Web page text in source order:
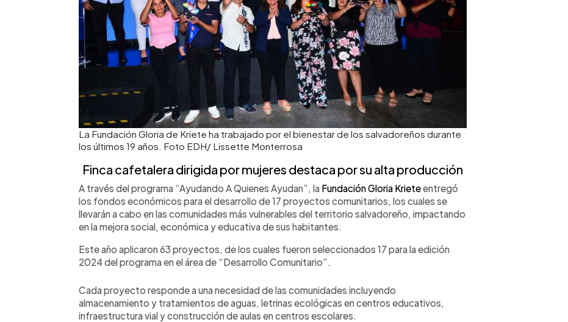
La Fundación Gloria de Kriete ha trabajado por el bienestar de los salvadoreños durante
los últimos 19 años. Foto EDH/ Lissette Monterrosa
Finca cafetalera dirigida por mujeres destaca por su alta producción
A través del programa “Ayudando A Quienes Ayudan”, la Fundación Gloria Krieteentregó
los fondos económicos para el desarrollo de 17 proyectos comunitarios, los cuales se
llevarán a cabo en las comunidades más vulnerables del territorio salvadoreño, impactando
en la mejora social, económica y educativa de sus habitantes.
Este año aplicaron 63 proyectos, de los cuales fueron seleccionados 17 para la edición
2024 del programa en el área de “Desarrollo Comunitario”.
Cada proyecto responde a una necesidad de las comunidades incluyendo
almacenamiento y tratamientos de aguas, letrinas ecológicas en centros educativos,
infraestructura vial y construcción de aulas en centros escolares.